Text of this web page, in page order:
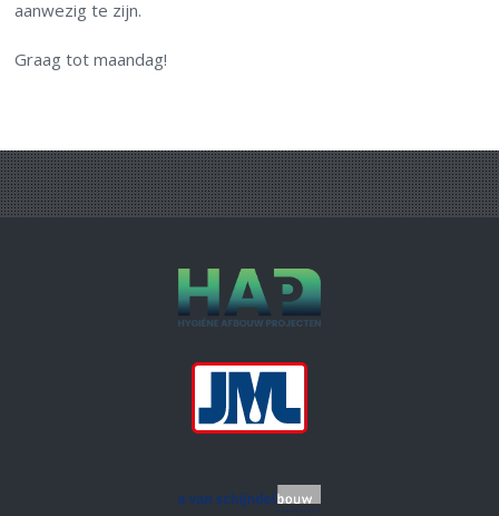
aanwezig te zijn.
Graag tot maandag!